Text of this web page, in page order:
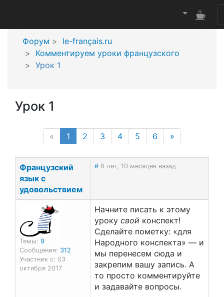
Форум
le-français.ru
Комментируем уроки французского
Урок 1
Урок 1
« 1 (current page)
2 3 4 5 6 »
Французский
язык с
удовольствием
# 8 лет, 10 месяцев назад
Темы: 9
Сообщения: 312
Участник с: 03
октября 2017
Начните писать к этому
уроку свой конспект!
Сделайте пометку: «для
Народного конспекта» — и
мы перенесем сюда и
закрепим вашу запись. А
то просто комментируйте
и задавайте вопросы.